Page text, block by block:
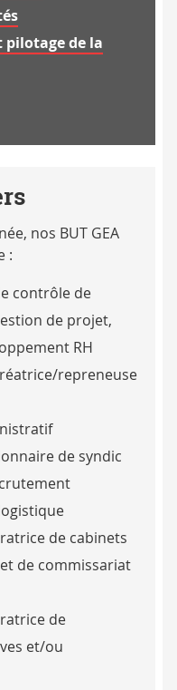
pilotage de la
nos BUT GEA
:
contrôle de
de projet,
RH
repreneuse
de syndic
de cabinets
de commissariat
de
et/ou